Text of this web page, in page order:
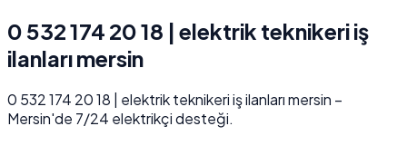
0 532 174 20 18 | elektrik teknikeri iş
ilanları mersin
0 532 174 20 18 | elektrik teknikeri iş ilanları mersin –
Mersin'de 7/24 elektrikçi desteği.